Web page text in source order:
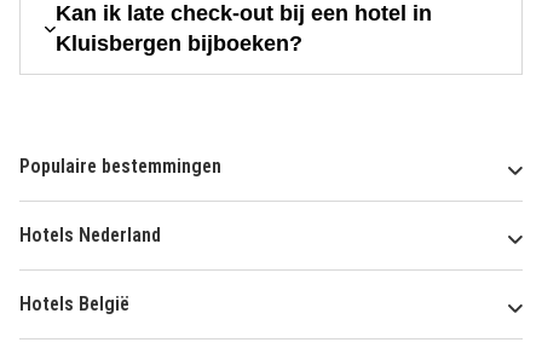
Kan ik late check-out bij een hotel in
Kluisbergen bijboeken?
Populaire bestemmingen
Hotels Nederland
Hotels België